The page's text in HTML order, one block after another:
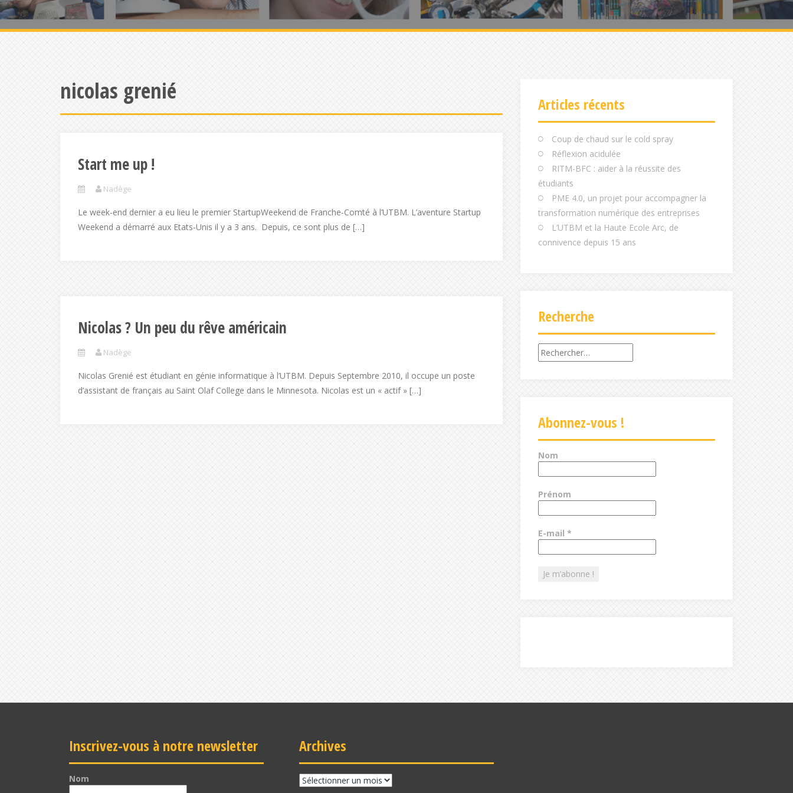
nicolas grenié
Start me up !
Nadège
Le week-end dernier a eu lieu le premier StartupWeekend de Franche-Comté à l’UTBM. L’aventure Startup
Weekend a démarré aux Etats-Unis il y a 3 ans. Depuis, ce sont plus de […]
Nicolas ? Un peu du rêve américain
Nadège
Nicolas Grenié est étudiant en génie informatique à l’UTBM. Depuis Septembre 2010, il occupe un poste
d’assistant de français au Saint Olaf College dans le Minnesota. Nicolas est un « actif » […]
Articles récents
Coup de chaud sur le cold spray
Réflexion acidulée
RITM-BFC : aider à la réussite des
étudiants
PME 4.0, un projet pour accompagner la
transformation numérique des entreprises
L’UTBM et la Haute Ecole Arc, de
connivence depuis 15 ans
Recherche
Rechercher :
Abonnez-vous !
Nom
Prénom
E-mail *
Inscrivez-vous à notre newsletter
Nom
Archives
Archives